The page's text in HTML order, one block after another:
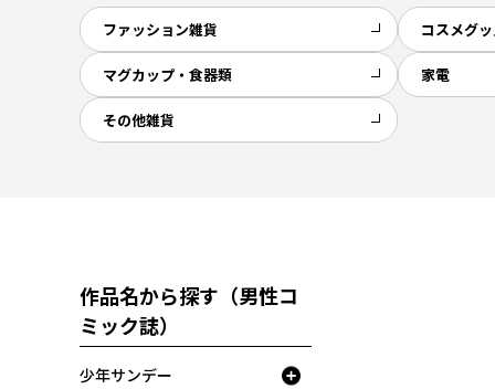
ファッション雑貨 コスメグ
マグカップ・食器類 家電
その他雑貨
作品名から探す（男性コ
ミック誌）
少年サンデー